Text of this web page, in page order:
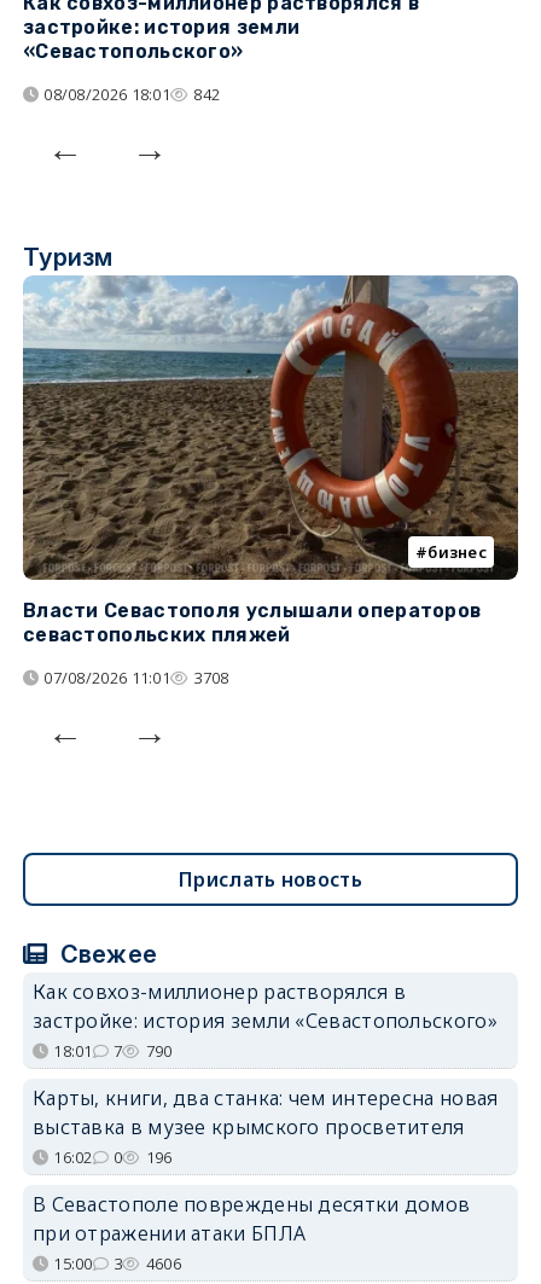
застройке: история земли
«Севастопольского»
08/08/2026 18:01 842
Туризм
бизнес
Власти Севастополя услышали операторов
севастопольских пляжей
07/08/2026 11:01 3708
Прислать новость
Свежее
Как совхоз-миллионер растворялся в
застройке: история земли «Севастопольского»
18:01 7 790
Карты, книги, два станка: чем интересна новая
выставка в музее крымского просветителя
16:02 0 196
В Севастополе повреждены десятки домов
при отражении атаки БПЛА
15:00 3 4606